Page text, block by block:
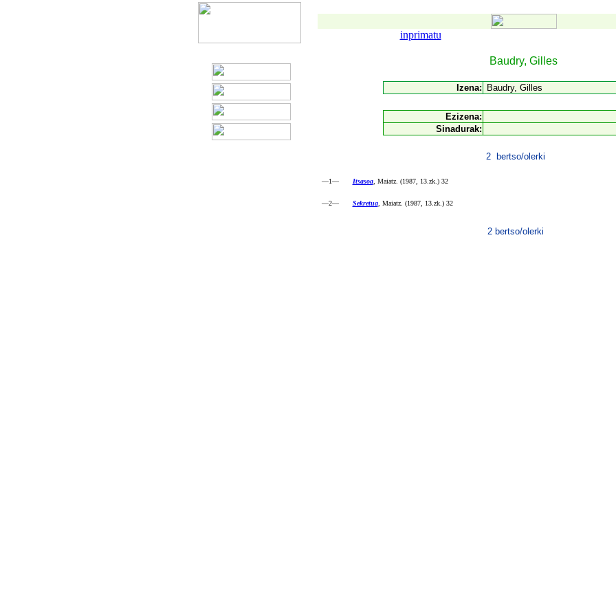
inprimatu
Baudry, Gilles
Izena: Baudry, Gilles
Ezizena:
Sinadurak:
2 bertso/olerki
—1— Itsasoa, Maiatz. (1987, 13.zk.) 32
—2— Sekretua, Maiatz. (1987, 13.zk.) 32
2 bertso/olerki